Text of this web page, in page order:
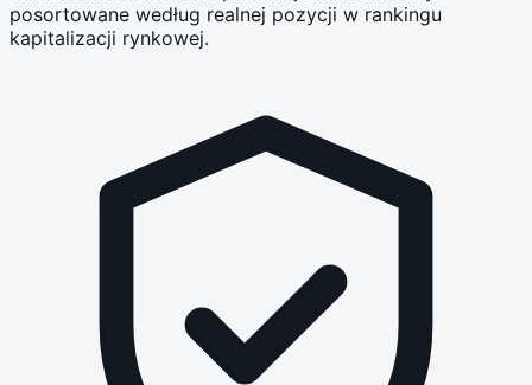
posortowane według realnej pozycji w rankingu
kapitalizacji rynkowej.